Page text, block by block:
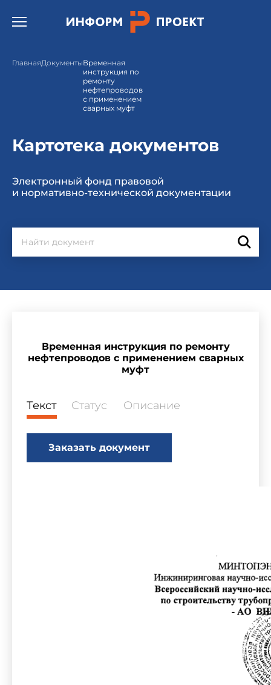
Открыть бургер меню.
ГлавнаяДокументыВременная
инструкция по
ремонту
нефтепроводов
с применением
сварных муфт
Картотека документов
Электронный фонд правовой
и нормативно-технической документации
Временная инструкция по ремонту
нефтепроводов с применением сварных
муфт
Текст Статус Описание
Заказать документ